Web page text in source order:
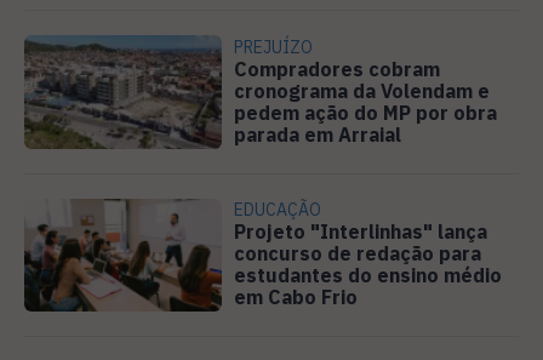
PREJUÍZO
Compradores cobram
cronograma da Volendam e
pedem ação do MP por obra
parada em Arraial
EDUCAÇÃO
Projeto "Interlinhas" lança
concurso de redação para
estudantes do ensino médio
em Cabo Frio